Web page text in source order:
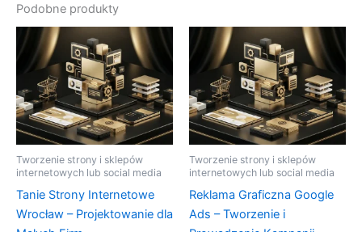
Podobne produkty
Tworzenie strony i sklepów
internetowych lub social media
Tanie Strony Internetowe
Wrocław – Projektowanie dla
Tworzenie strony i sklepów
internetowych lub social media
Reklama Graficzna Google
Ads – Tworzenie i